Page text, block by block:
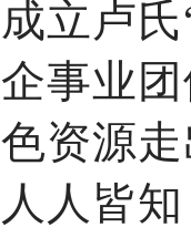
成立卢
企事业
色资源
人人皆